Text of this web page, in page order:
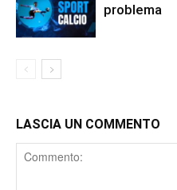
problema
LASCIA UN COMMENTO
Comment